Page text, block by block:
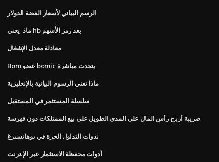
الرسم البياني لأسعار الفضة الدولار
ماذا يعني hb بعد رمز الأسهم
معادلة معدل الإشغال
Bom عضو bomic يتحدث مباشرة
ماذا تعني الرسوم البيانية بالإنجليزية
سلسلة المستثمر في المستقبل
ضريبة أرباح رأس المال على المدى الطويل على بيع الممتلكات دون فهرسة
ندوات التداول الحرة في يوهانسبرغ
أدوات محفظة الاستثمار عبر الإنترنت